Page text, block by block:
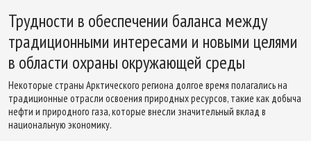
Трудности в обеспечении баланса между
традиционными интересами и новыми целями
в области охраны окружающей среды
Некоторые страны Арктического региона долгое время полагались на
традиционные отрасли освоения природных ресурсов, такие как добыча
нефти и природного газа, которые внесли значительный вклад в
национальную экономику.